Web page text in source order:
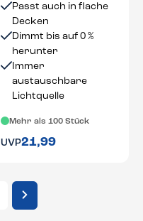
Passt auch in flache
Decken
Dimmt bis auf 0 %
herunter
Immer
austauschbare
Lichtquelle
Mehr als 100 Stück
UVP21,99